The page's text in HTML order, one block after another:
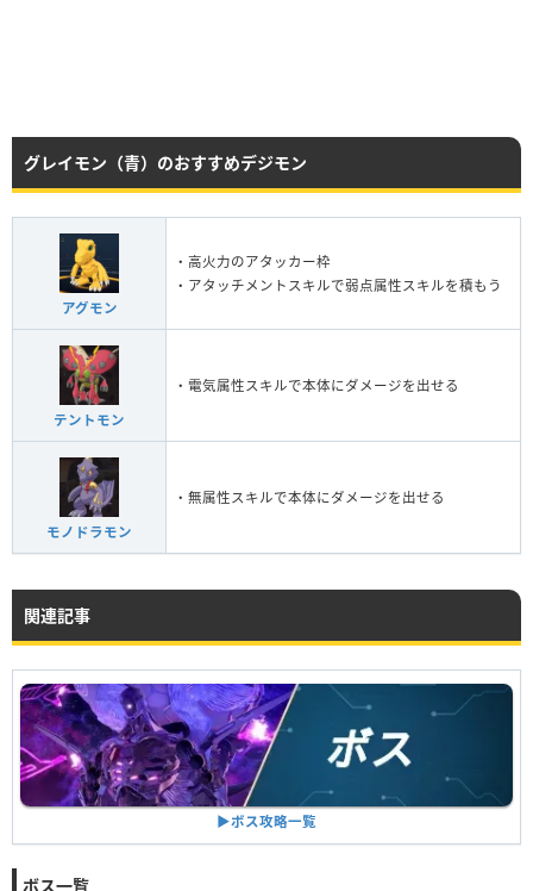
グレイモン（青）のおすすめデジモン
アグモン
・高火力のアタッカー枠
・アタッチメントスキルで弱点属性スキルを積もう
テントモン
・電気属性スキルで本体にダメージを出せる
モノドラモン
・無属性スキルで本体にダメージを出せる
関連記事
▶︎ボス攻略一覧
ボス一覧